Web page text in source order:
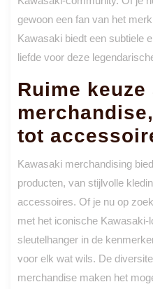
gewoon een fan van het
Kawasaki biedt een subtiele
liefde voor deze
Ruime keuze
tot
Kawasaki merchandising
producten, van stijlvolle
accessoires. Of je nu op
met het iconische Kawasaki-
sleutelhanger in de
voor elk wat wils. De
merchandise maken het